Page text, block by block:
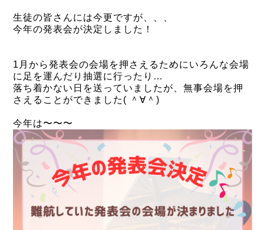
生徒の皆さんには今更ですが、、、
今年の発表会が決定しました！
1月から発表会の会場を押さえるためにいろんな会場
に足を運んだり抽選に行ったり…
落ち着かない日を送っていましたが、無事会場を押
さえることができました( ＾∀＾)
今年は〜〜〜